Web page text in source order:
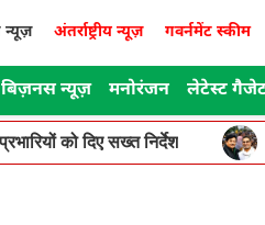
न्यूज़ अंतर्राष्ट्रीय न्यूज़ गवर्नमेंट स्कीम
बिज़नस न्यूज़ मनोरंजन लेटेस्ट
को दिए सख्त निर्देश